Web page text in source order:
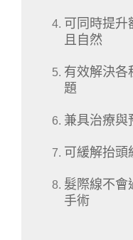
可同時提
且自然
有效解決各
題
兼具治療與
可緩解抬
髮際線不會
手術